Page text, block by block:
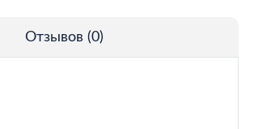
Отзывов (0)